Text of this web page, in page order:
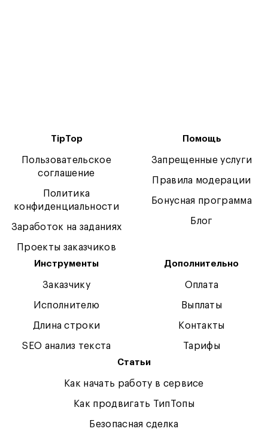
TipTop
Пользовательское
соглашение
Политика
конфиденциальности
Заработок на заданиях
Проекты заказчиков
Помощь
Запрещенные услуги
Правила модерации
Бонусная программа
Блог
Инструменты
Заказчику
Исполнителю
Длина строки
SEO анализ текста
Дополнительно
Оплата
Выплаты
Контакты
Тарифы
Статьи
Как начать работу в сервисе
Как продвигать ТипТопы
Безопасная сделка